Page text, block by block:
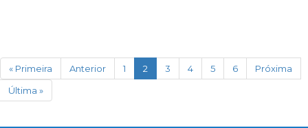
« Primeira Anterior 1 2 (current)
3 4 5 6
Próxima
Última »